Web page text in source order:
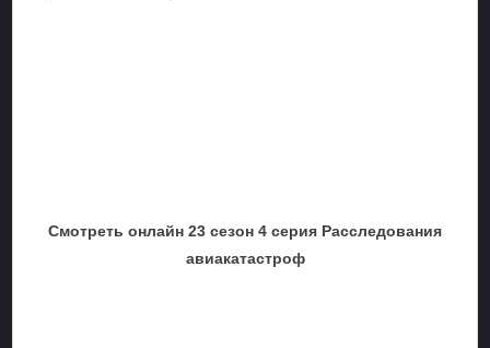
Смотреть онлайн 23 сезон 4 серия Расследования
авиакатастроф